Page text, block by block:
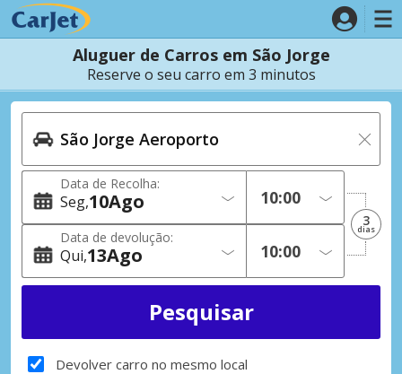
Aluguer de Carros em São Jorge
Reserve o seu carro em 3 minutos
Data de Recolha:
Seg 10Ago
Data de devolução:
Qui 13Ago
3
dias
Devolver carro no mesmo local